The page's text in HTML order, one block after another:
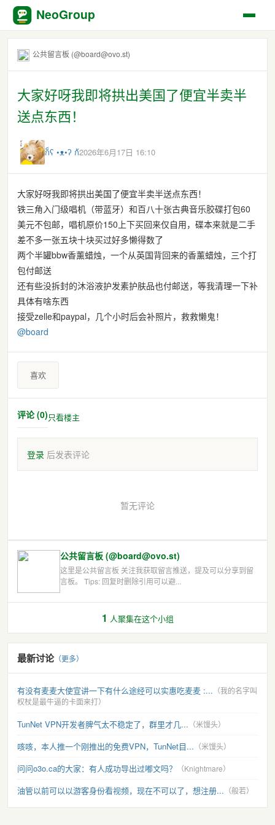
NeoGroup
公共留言板 (@board@ovo.st)
大家好呀我即将拱出美国了便宜半卖半
送点东西！
ก็ʕ •ᴥ•ʔ ก้2026年6月17日 16:10
大家好呀我即将拱出美国了便宜半卖半送点东西！
铁三角入门级唱机（带蓝牙）和百八十张古典音乐胶碟打包60
美元不包邮，唱机原价150上下买回来仅自用，碟本来就是二手
差不多一张五块十块买过好多懒得数了
两个半罐bbw香薰蜡烛，一个从英国背回来的香薰蜡烛，三个打
包付邮送
还有些没拆封的沐浴液护发素护肤品也付邮送，等我清理一下补
具体有啥东西
接受zelle和paypal，几个小时后会补照片，救救懒鬼！
@board
喜欢
评论 (0)只看楼主
登录 后发表评论
暂无评论
公共留言板 (@board@ovo.st)
这里是公共留言板 关注我获取留言推送，提及可以分享到留
言板。 Tips: 回复时删除引用可以避...
1 人聚集在这个小组
最新讨论（更多）
有没有麦麦大使宣讲一下有什么途经可以实惠吃麦麦 :... （我的名字叫
权杖是最牛逼的卡面来打）
TunNet VPN开发者脾气太不稳定了，群里才几... （米馒头）
咳咳，本人推一个刚推出的免费VPN，TunNet目... （米馒头）
问问o3o.ca的大家：有人成功导出过嘟文吗？ （Knightmare）
油管以前可以以游客身份看视频，现在不可以了，想注册... （般若）